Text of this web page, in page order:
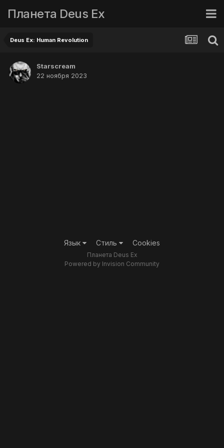
Планета Deus Ex
Deus Ex: Human Revolution
Starscream
22 ноября 2023
Язык Стиль Cookies
Планета Deus Ex
Powered by Invision Community